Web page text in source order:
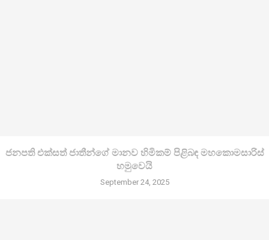
ජනපති එක්සත් ජාතීන්ගේ මානව හිමිකම් පිළිබඳ මහකොමසාරිස්
හමුවෙයි
September 24, 2025